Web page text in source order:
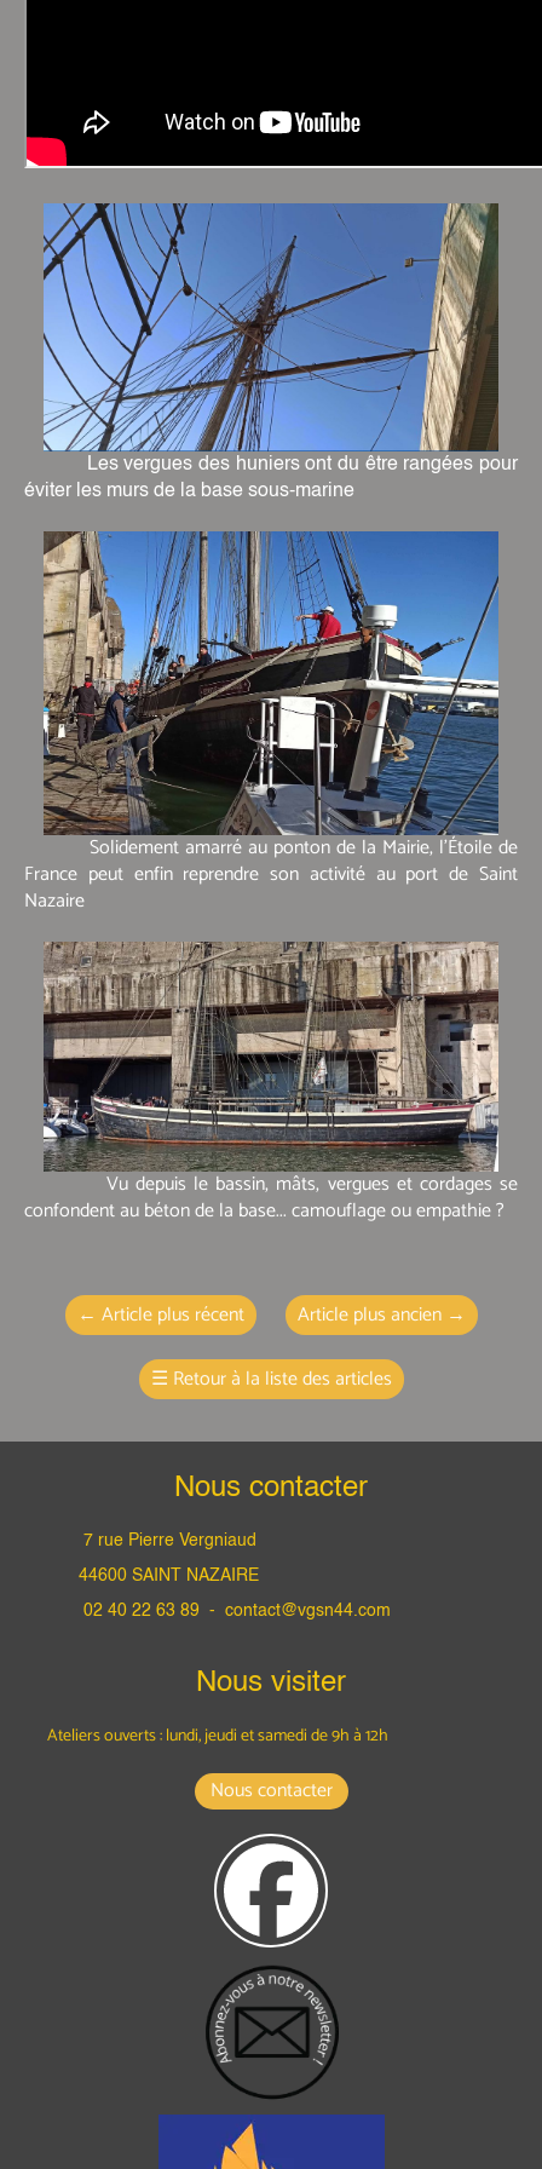
Les vergues des huniers ont du être rangées pour
éviter les murs de la base sous-marine
Solidement amarré au ponton de la Mairie, l’Étoile de
France peut enfin reprendre son activité au port de Saint
Nazaire
Vu depuis le bassin, mâts, vergues et cordages se
confondent au béton de la base... camouflage ou empathie ?
← Article plus récent Article plus ancien→
☰ Retour à la liste des articles
Nous contacter
7 rue Pierre Vergniaud
44600 SAINT NAZAIRE
02 40 22 63 89 - contact@vgsn44.com
Nous visiter
Ateliers ouverts : lundi, jeudi et samedide 9h à 12h
Nous contacter